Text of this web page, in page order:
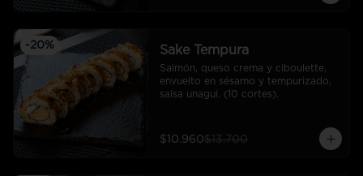
-20% Sake Tempura
Salmón, queso crema y ciboulette,
envuelto en sésamo y tempurizado,
salsa unagui. (10 cortes).
$10.960$13.700